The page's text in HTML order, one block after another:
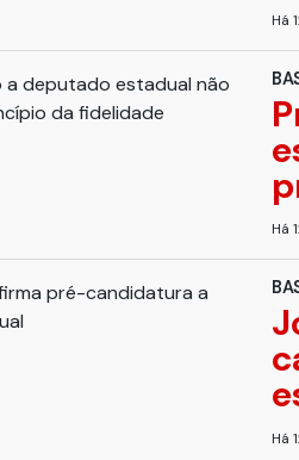
Há
Há
Há